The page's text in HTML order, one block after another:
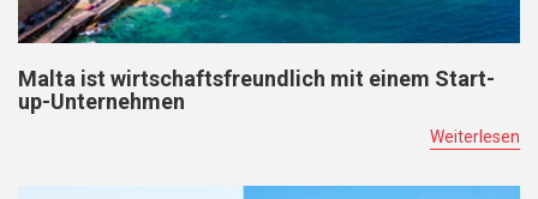
Malta ist wirtschaftsfreundlich mit einem Start-
up-Unternehmen
Weiterlesen